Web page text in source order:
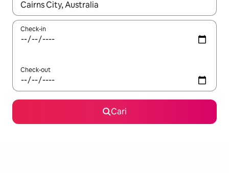
Jika hasil yang dicari tersedia, telusuri dengan tombol panah
Check-in
Check-out
Cari